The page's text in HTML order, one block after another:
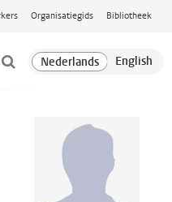
Organisatiegids Bibliotheek